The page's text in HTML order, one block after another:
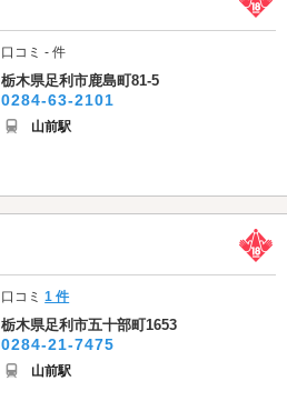
口コミ - 件
栃木県足利市鹿島町81-5
0284-63-2101
山前駅
口コミ1 件
栃木県足利市五十部町1653
0284-21-7475
山前駅